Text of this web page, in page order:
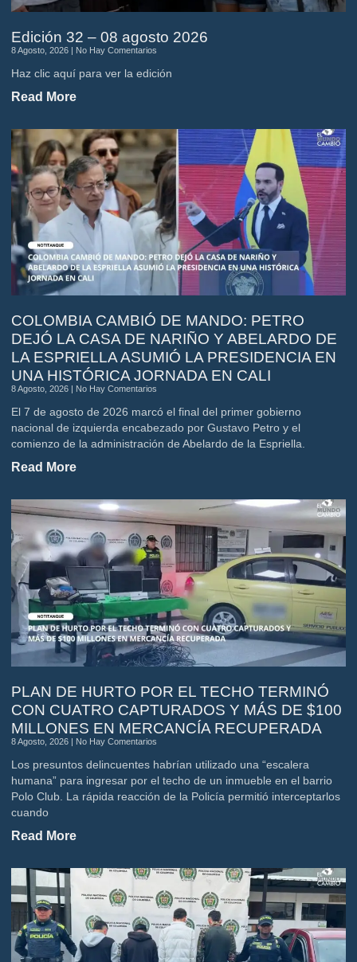
Edición 32 – 08 agosto 2026
8 Agosto, 2026 No Hay Comentarios
Haz clic aquí para ver la edición
Read More
COLOMBIA CAMBIÓ DE MANDO: PETRO
DEJÓ LA CASA DE NARIÑO Y ABELARDO DE
LA ESPRIELLA ASUMIÓ LA PRESIDENCIA EN
UNA HISTÓRICA JORNADA EN CALI
8 Agosto, 2026 No Hay Comentarios
El 7 de agosto de 2026 marcó el final del primer gobierno
nacional de izquierda encabezado por Gustavo Petro y el
comienzo de la administración de Abelardo de la Espriella.
Read More
PLAN DE HURTO POR EL TECHO TERMINÓ
CON CUATRO CAPTURADOS Y MÁS DE $100
MILLONES EN MERCANCÍA RECUPERADA
8 Agosto, 2026 No Hay Comentarios
Los presuntos delincuentes habrían utilizado una “escalera
humana” para ingresar por el techo de un inmueble en el barrio
Polo Club. La rápida reacción de la Policía permitió interceptarlos
cuando
Read More